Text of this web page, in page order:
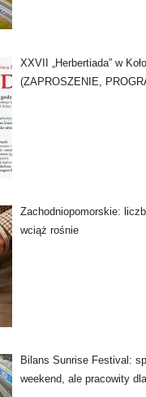
XXVII „Herbertiada” w
(ZAPROSZENIE,
Zachodniopomorskie:
wciąż rośnie
Bilans Sunrise Festival:
weekend, ale pracowity